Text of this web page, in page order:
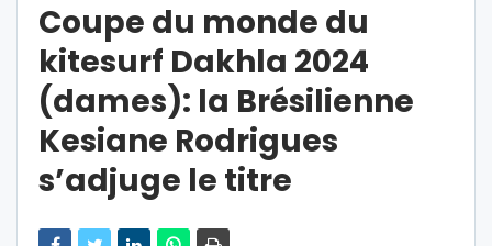
Coupe du monde du
kitesurf Dakhla 2024
(dames): la Brésilienne
Kesiane Rodrigues
s’adjuge le titre